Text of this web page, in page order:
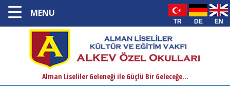
Alman Liseliler Geleneği ile Güçlü Bir Geleceğe...
TR DE EN
MENU